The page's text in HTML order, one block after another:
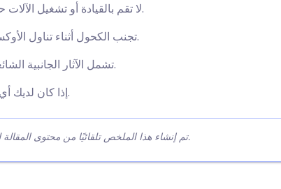
لا تقم بالقيادة أو تشغيل الآلات حتى تعرف كيف يؤثر عليك الأوكسازيبام.
تجنب الكحول أثناء تناول الأوكسيبام لأنه يزيد من الآثار الجانبية المهدئة.
تشمل الآثار الجانبية الشائعة الشعور بالنعاس أو الضعف أو الدوار.
إذا كان لديك أي مخاوف، تحدث إلى طبيبك أو الصيدلي.
تم إنشاء هذا الملخص تلقائيًا من محتوى المقالة لمساعدة القراء على فهم النقاط الرئيسية بسرعة.